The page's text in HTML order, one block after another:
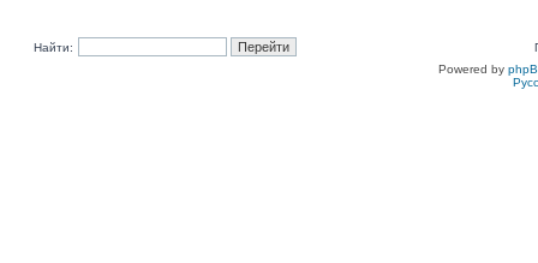
Найти:
Powered by